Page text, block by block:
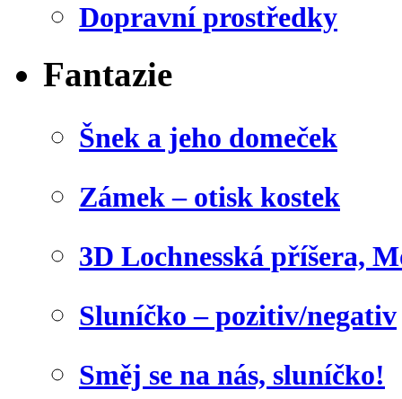
Dopravní prostředky
Fantazie
Šnek a jeho domeček
Zámek – otisk kostek
3D Lochnesská příšera,
Sluníčko – pozitiv/negativ
Směj se na nás, sluníčko!